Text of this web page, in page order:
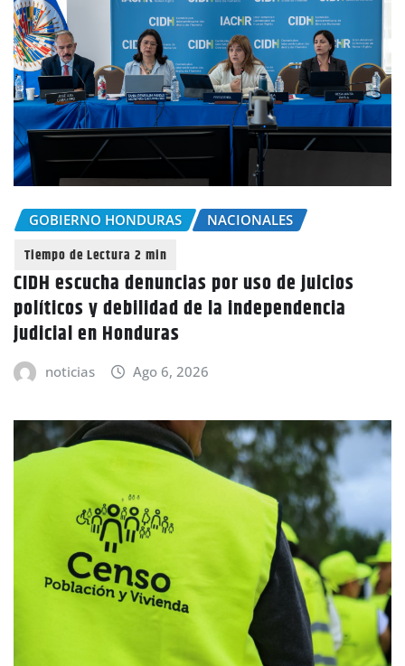
GOBIERNO HONDURAS NACIONALES
CIDH escucha denuncias por uso de juicios
políticos y debilidad de la independencia
judicial en Honduras
noticias Ago 6, 2026